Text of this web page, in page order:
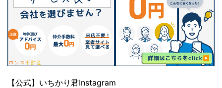
【公式】いちかり君Instagram